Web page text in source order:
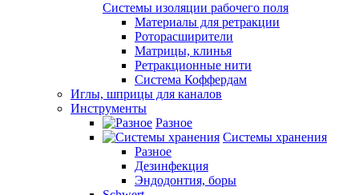
Системы изоляции рабочего поля
Материалы для ретракции
Роторасширители
Матрицы, клинья
Ретракционные нити
Система Коффердам
Иглы, шприцы для каналов
Инструменты
Разное
Системы хранения
Разное
Дезинфекция
Эндодонтия, боры